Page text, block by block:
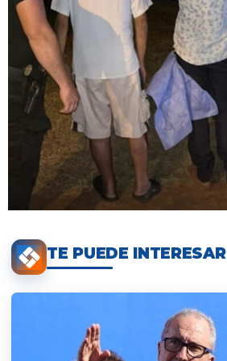
TE PUEDE INTERESAR